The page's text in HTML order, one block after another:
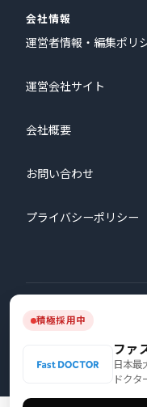
積極採用中
ファ
日本最
ドクタ
会社情報
運営者情報・編集ポリ
運営会社サイト
会社概要
お問い合わせ
プライバシーポリシー